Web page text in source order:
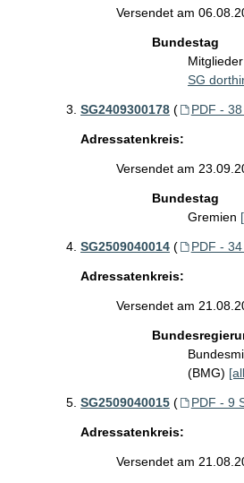
Versendet am
Bundestag
SG
SG2409300178 ( PDF -
Adressatenkreis:
Versendet am
Bundestag
Gremien
SG2509040014 ( PDF -
Adressatenkreis:
Versendet am
(BMG)
SG2509040015 ( PDF - 9
Adressatenkreis:
Versendet am